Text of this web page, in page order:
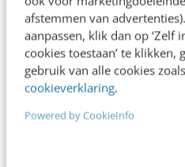
afstemmen van
aanpassen, klik dan op ‘Zelf
cookies toestaan’ te klikken,
gebruik van alle cookies zoals
cookieverklaring.
Powered by CookieInfo
Over ons
Ons team
Werken bij
Whitepapers